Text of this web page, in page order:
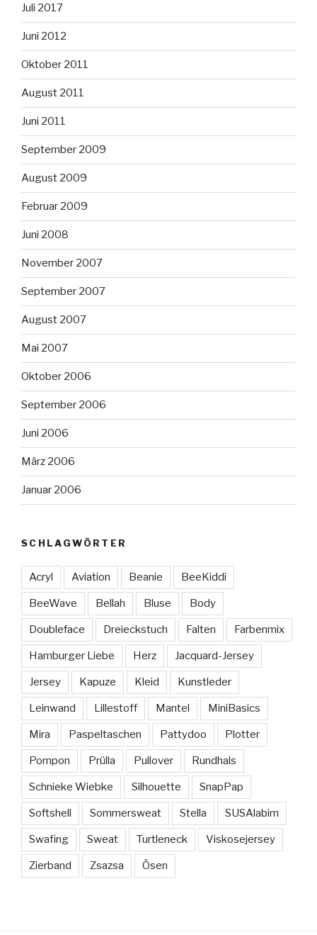
Juli 2017
Juni 2012
Oktober 2011
August 2011
Juni 2011
September 2009
August 2009
Februar 2009
Juni 2008
November 2007
September 2007
August 2007
Mai 2007
Oktober 2006
September 2006
Juni 2006
März 2006
Januar 2006
SCHLAGWÖRTER
Acryl Aviation Beanie BeeKiddi
BeeWave Bellah Bluse Body
Doubleface Dreieckstuch Falten Farbenmix
Hamburger Liebe Herz Jacquard-Jersey
Jersey Kapuze Kleid Kunstleder
Leinwand Lillestoff Mantel MiniBasics
Mira Paspeltaschen Pattydoo Plotter
Pompon Prülla Pullover Rundhals
Schnieke Wiebke Silhouette SnapPap
Softshell Sommersweat Stella SUSAlabim
Swafing Sweat Turtleneck Viskosejersey
Zierband Zsazsa Ösen